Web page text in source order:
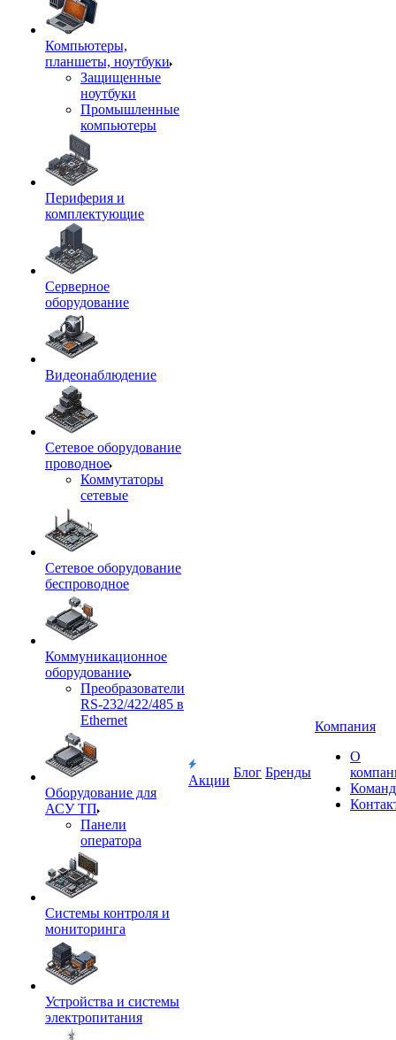
Компьютеры,
планшеты, ноутбуки
Защищенные
ноутбуки
Промышленные
компьютеры
Периферия и
комплектующие
Серверное
оборудование
Видеонаблюдение
Сетевое оборудование
проводное
Коммутаторы
сетевые
Сетевое оборудование
беспроводное
Коммуникационное
оборудование
Преобразователи
RS-232/422/485 в
Ethernet
Оборудование для
АСУ ТП
Панели
оператора
Системы контроля и
мониторинга
Устройства и системы
электропитания
Акции
Блог Бренды
Компания
О